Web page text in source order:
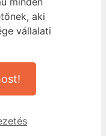
aki
vállalati